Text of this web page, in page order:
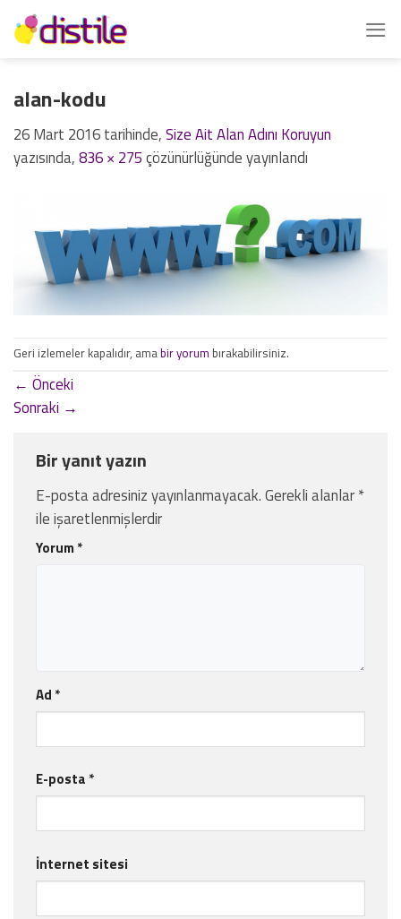
İçeriğe
atla
alan-kodu
26 Mart 2016tarihinde,Size Ait Alan Adını Koruyun
yazısında,836 × 275çözünürlüğünde yayınlandı
Geri izlemeler kapalıdır, amabir yorum bırakabilirsiniz.
← Önceki
Sonraki →
Bir yanıt yazın
E-posta adresiniz yayınlanmayacak.Gerekli alanlar*
ile işaretlenmişlerdir
Yorum *
Ad *
E-posta *
İnternet sitesi